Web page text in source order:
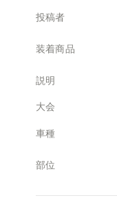
投稿者
装着商品
説明
大会
車種
部位